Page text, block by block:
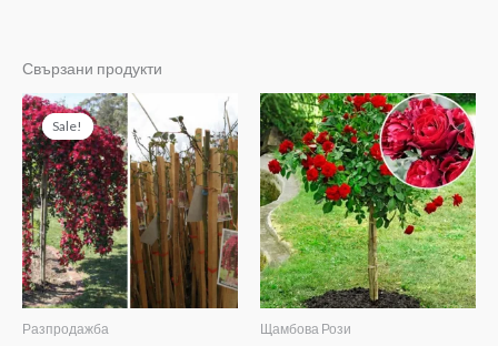
Свързани продукти
Sale!
Sale!
Разпродажба
Original
price
was:
18€.
Текущата
цена
е:
10€.
Щамбова Рози